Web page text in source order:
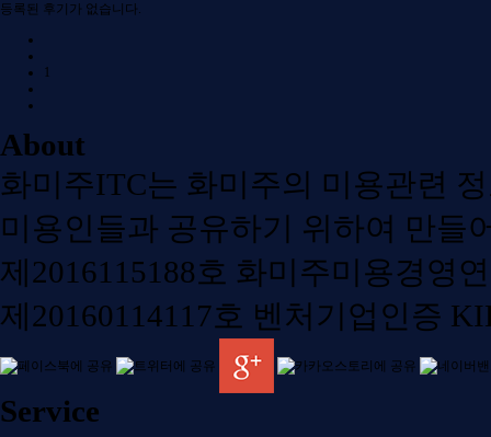
등록된 후기가 없습니다.
1
About
화미주ITC는 화미주의 미용관련
미용인들과 공유하기 위하여 만들
제2016115188호 화미주미용경영
제20160114117호 벤처기업인증
Service